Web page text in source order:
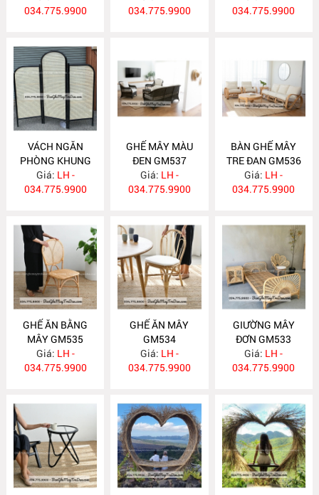
034.775.9900
034.775.9900
034.775.9900
VÁCH NGĂN
PHÒNG KHUNG
SƠN ĐEN BP22
Giá: LH -
034.775.9900
GHẾ MÂY MÀU
ĐEN GM537
Giá: LH -
034.775.9900
BÀN GHẾ MÂY
TRE ĐAN GM536
Giá: LH -
034.775.9900
GHẾ ĂN BẰNG
MÂY GM535
Giá: LH -
034.775.9900
GHẾ ĂN MÂY
GM534
Giá: LH -
034.775.9900
GIƯỜNG MÂY
ĐƠN GM533
Giá: LH -
034.775.9900